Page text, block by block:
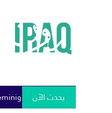
يحدث الآن سومو